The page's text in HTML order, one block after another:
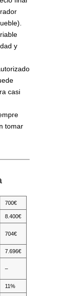
y
casi
tomar
700€
8.400€
704€
7.696€
–
11%